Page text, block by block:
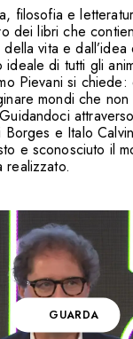
filosofia e
dei libri che
vita e
ideale di tutti gli
Pievani si
mondi che
Borges e Italo
e sconosciuto il
realizzato.
GUARDA